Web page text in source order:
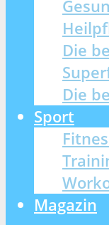
Die
Die
Sport
Magazin